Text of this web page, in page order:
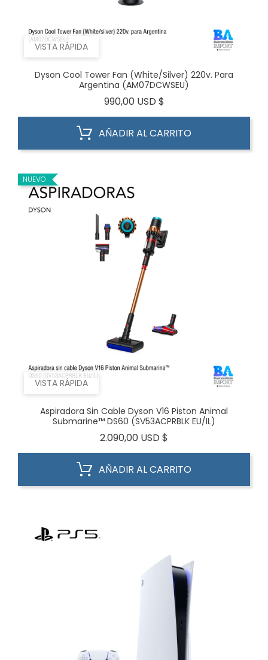
VISTA RÁPIDA
Dyson Cool Tower Fan (White/silver) 220v. Para
Argentina (AM07DCWSEU)
990,00 USD $
AÑADIR AL CARRITO
VISTA RÁPIDA
NUEVO
Aspiradora Sin Cable Dyson V16 Piston Animal
Submarine™ DS60 (SV53ACPRBLK EU/IL)
2.090,00 USD $
AÑADIR AL CARRITO